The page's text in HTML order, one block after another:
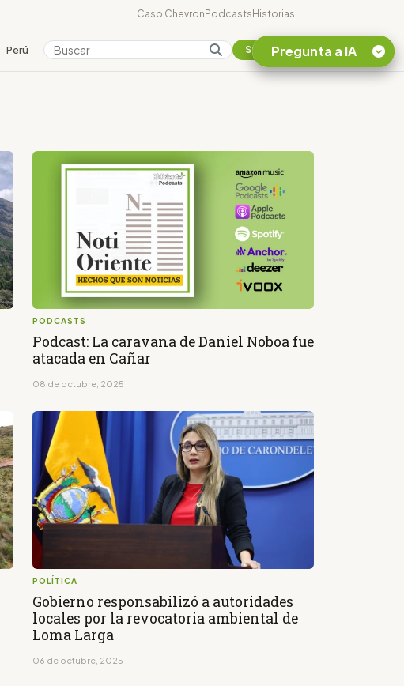
Caso ChevronPodcastsHistorias
Perú Colombia Suscribirse
PODCASTS
Podcast: La caravana de Daniel Noboa fue
atacada en Cañar
08 de octubre, 2025
POLÍTICA
Gobierno responsabilizó a autoridades
locales por la revocatoria ambiental de
Loma Larga
06 de octubre, 2025
Pregunta a IA
Amazonia Ecuatoriana
¿En que consiste la
tasa minera que rige en